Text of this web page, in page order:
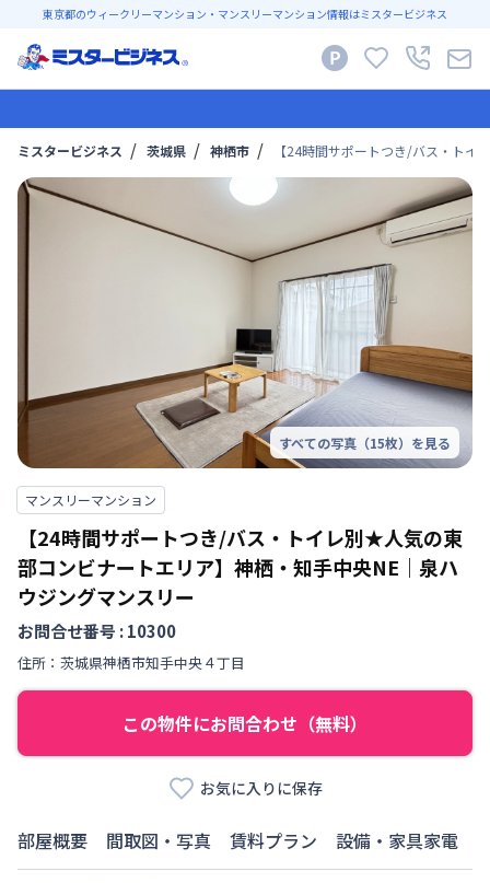
東京都のウィークリーマンション・マンスリーマンション情報はミスタービジネス
ミスタービジネス 茨城県 神栖市 【24時間サポートつき/バス・ト
すべての写真（15枚）を見る
マンスリーマンション
【24時間サポートつき/バス・トイレ別★人気の東
部コンビナートエリア】神栖・知手中央NE｜泉ハ
ウジングマンスリー
お問合せ番号 :10300
住所： 茨城県神栖市知手中央４丁目
この物件にお問合わせ（無料）
お気に入りに保存
部屋概要 間取図・写真 賃料プラン 設備・家具家電